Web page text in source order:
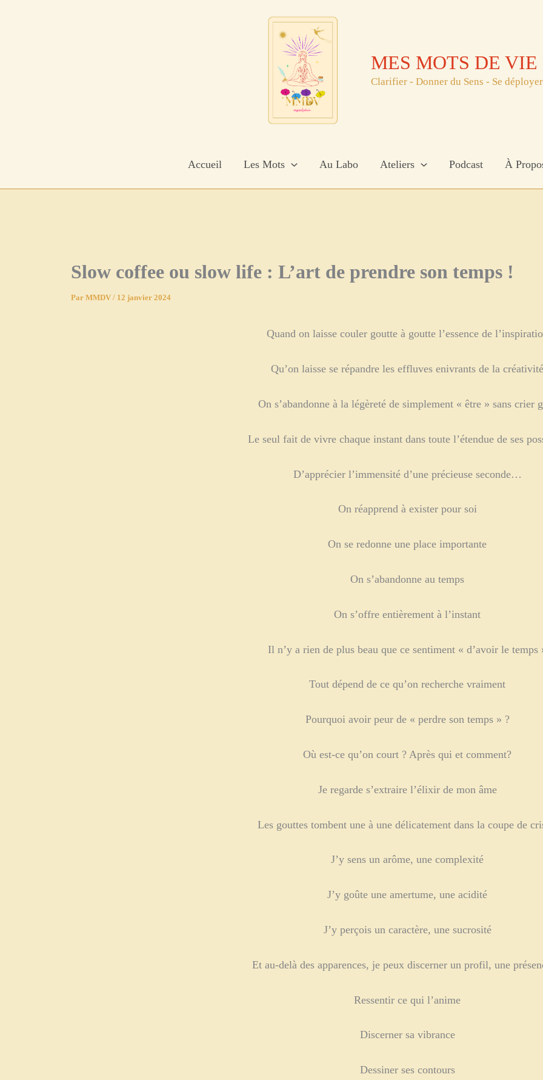
MES MOTS DE VIE
Clarifier - Donner du Sens - Se
Accueil Les Mots Au Labo Ateliers Podcast À
Slow coffee ou slow life : L’art de prendre son temps !
Par MMDV / 12 janvier 2024
Quand on laisse couler goutte à goutte l’essence de
Qu’on laisse se répandre les effluves enivrants de la créativité
On s’abandonne à la légèreté de simplement « être » sans crier
Le seul fait de vivre chaque instant dans toute l’étendue de ses
D’apprécier l’immensité d’une précieuse seconde…
On réapprend à exister pour soi
On se redonne une place importante
On s’abandonne au temps
On s’offre entièrement à l’instant
Il n’y a rien de plus beau que ce sentiment « d’avoir le temps
Tout dépend de ce qu’on recherche vraiment
Pourquoi avoir peur de « perdre son temps » ?
Où est-ce qu’on court ? Après qui et comment?
Je regarde s’extraire l’élixir de mon âme
Les gouttes tombent une à une délicatement dans la coupe de
J’y sens un arôme, une complexité
J’y goûte une amertume, une acidité
J’y perçois un caractère, une sucrosité
Et au-delà des apparences, je peux discerner un profil, une
Ressentir ce qui l’anime
Discerner sa vibrance
Dessiner ses contours